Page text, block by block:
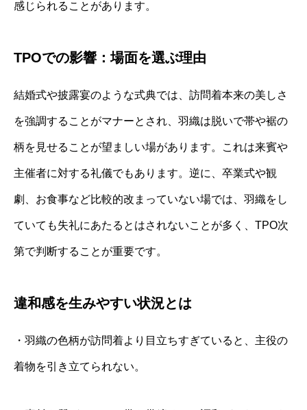
感じられることがあります。
TPOでの影響：場面を選ぶ理由
結婚式や披露宴のような式典では、訪問着本来の美しさ
を強調することがマナーとされ、羽織は脱いで帯や裾の
柄を見せることが望ましい場があります。これは来賓や
主催者に対する礼儀でもあります。逆に、卒業式や観
劇、お食事など比較的改まっていない場では、羽織をし
ていても失礼にあたるとはされないことが多く、TPO次
第で判断することが重要です。
違和感を生みやすい状況とは
・羽織の色柄が訪問着より目立ちすぎていると、主役の
着物を引き立てられない。